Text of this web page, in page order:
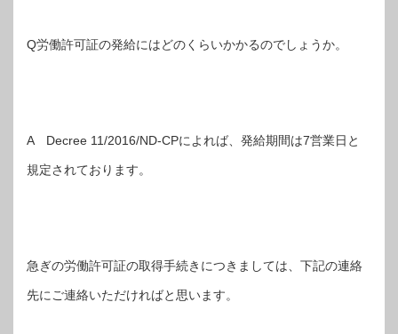
Q労働許可証の発給にはどのくらいかかるのでしょうか。
A Decree 11/2016/ND-CPによれば、発給期間は7営業日と
規定されております。
急ぎの労働許可証の取得手続きにつきましては、下記の連絡
先にご連絡いただければと思います。